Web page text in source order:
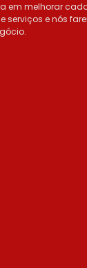
em melhorar
serviços e nós